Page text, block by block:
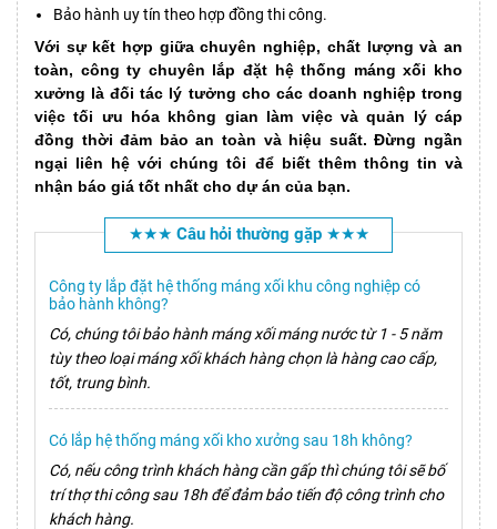
Bảo hành uy tín theo hợp đồng thi công.
Với sự kết hợp giữa chuyên nghiệp, chất lượng và an
toàn, công ty chuyên lắp đặt hệ thống máng xối kho
xưởng là đối tác lý tưởng cho các doanh nghiệp trong
việc tối ưu hóa không gian làm việc và quản lý cáp
đồng thời đảm bảo an toàn và hiệu suất. Đừng ngần
ngại liên hệ với chúng tôi để biết thêm thông tin và
nhận báo giá tốt nhất cho dự án của bạn.
★★★ Câu hỏi thường gặp ★★★
Công ty lắp đặt hệ thống máng xối khu công nghiệp có
bảo hành không?
Có, chúng tôi bảo hành máng xối máng nước từ 1 - 5 năm
tùy theo loại máng xối khách hàng chọn là hàng cao cấp,
tốt, trung bình.
Có lắp hệ thống máng xối kho xưởng sau 18h không?
Có, nếu công trình khách hàng cần gấp thì chúng tôi sẽ bố
trí thợ thi công sau 18h để đảm bảo tiến độ công trình cho
khách hàng.